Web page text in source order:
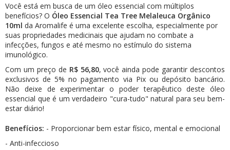
Você está em busca de um óleo essencial com múltiplos
benefícios? O Óleo Essencial Tea Tree Melaleuca Orgânico
10ml da Aromalife é uma excelente escolha, especialmente por
suas propriedades medicinais que ajudam no combate a
infecções, fungos e até mesmo no estímulo do sistema
imunológico.
Com um preço de R$ 56,80, você ainda pode garantir descontos
exclusivos de 5% no pagamento via Pix ou depósito bancário.
Não deixe de experimentar o poder terapêutico deste óleo
essencial que é um verdadeiro "cura-tudo" natural para seu bem-
estar diário!
Benefícios: - Proporcionar bem estar físico, mental e emocional
- Anti-infeccioso